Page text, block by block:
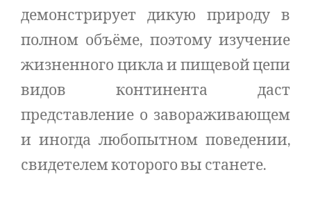
демонстрирует дикую природу в
полном объёме, поэтому изучение
жизненного цикла и пищевой цепи
видов континента даст
представление о завораживающем
и иногда любопытном поведении,
свидетелем которого вы станете.